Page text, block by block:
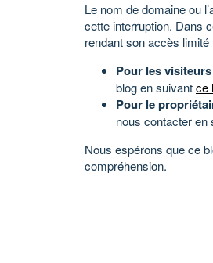
Le nom de domaine ou
cette interruption. Dans
rendant son accès limité
Pour les visiteurs
blog en suivantce
Pour le
nous contacter en
Nous espérons que ce
compréhension.